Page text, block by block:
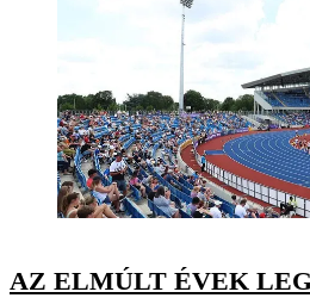
AZ ELMÚLT ÉVEK